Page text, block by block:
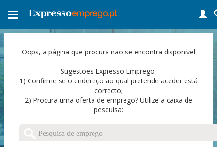
Toggle
Oops, a página que procura não se encontra disponível
Sugestões Expresso Emprego:
1) Confirme se o endereço ao qual pretende aceder está
correcto;
2) Procura uma oferta de emprego? Utilize a caixa de
pesquisa: